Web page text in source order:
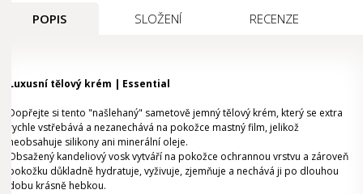
POPIS SLOŽENÍ RECENZE
Luxusní tělový krém | Essential
Dopřejte si tento "našlehaný" sametově jemný tělový krém, který se extra
rychle vstřebává a nezanechává na pokožce mastný film, jelikož
neobsahuje silikony ani minerální oleje.
Obsažený kandeliový vosk vytváří na pokožce ochrannou vrstvu a zároveň
pokožku důkladně hydratuje, vyživuje, zjemňuje a nechává ji po dlouhou
dobu krásně hebkou.